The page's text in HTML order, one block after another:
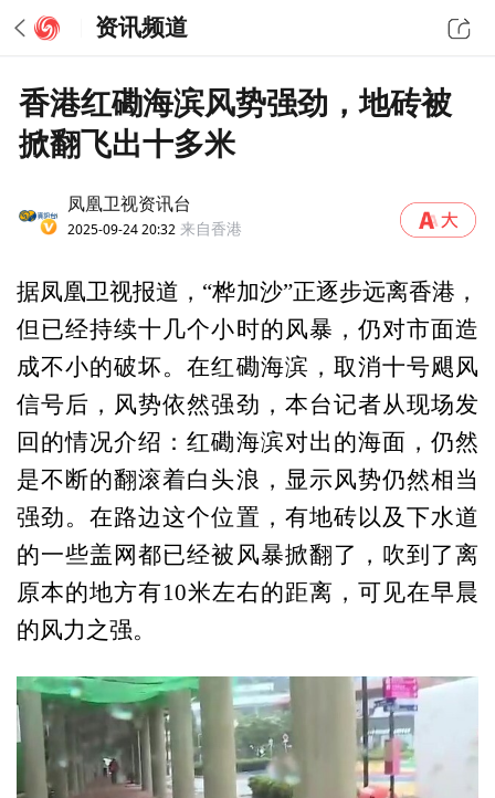
资讯频道
香港红磡海滨风势强劲，地砖被
掀翻飞出十多米
凤凰卫视资讯台
2025-09-24 20:32 来自香港
据凤凰卫视报道，“桦加沙”正逐步远离香港，
但已经持续十几个小时的风暴，仍对市面造
成不小的破坏。在红磡海滨，取消十号飓风
信号后，风势依然强劲，本台记者从现场发
回的情况介绍：红磡海滨对出的海面，仍然
是不断的翻滚着白头浪，显示风势仍然相当
强劲。在路边这个位置，有地砖以及下水道
的一些盖网都已经被风暴掀翻了，吹到了离
原本的地方有10米左右的距离，可见在早晨
的风力之强。